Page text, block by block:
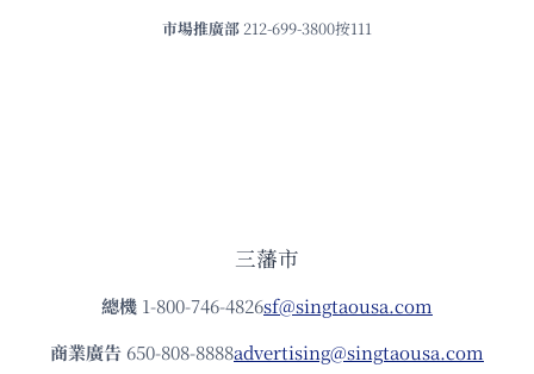
市場推廣部 212-699-3800按111
三藩市
總機 1-800-746-4826sf@singtaousa.com
商業廣告 650-808-8888advertising@singtaousa.com